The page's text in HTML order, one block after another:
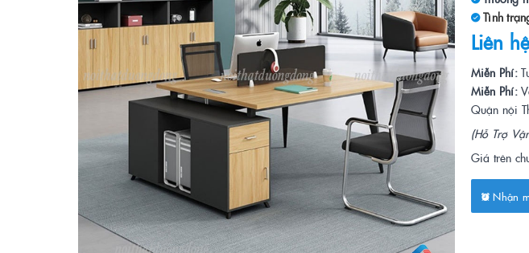
Tình
Liên
Miễn Phí:
Miễn Phí:
Quận nội
(Hỗ Trợ
Giá trên
Nhận